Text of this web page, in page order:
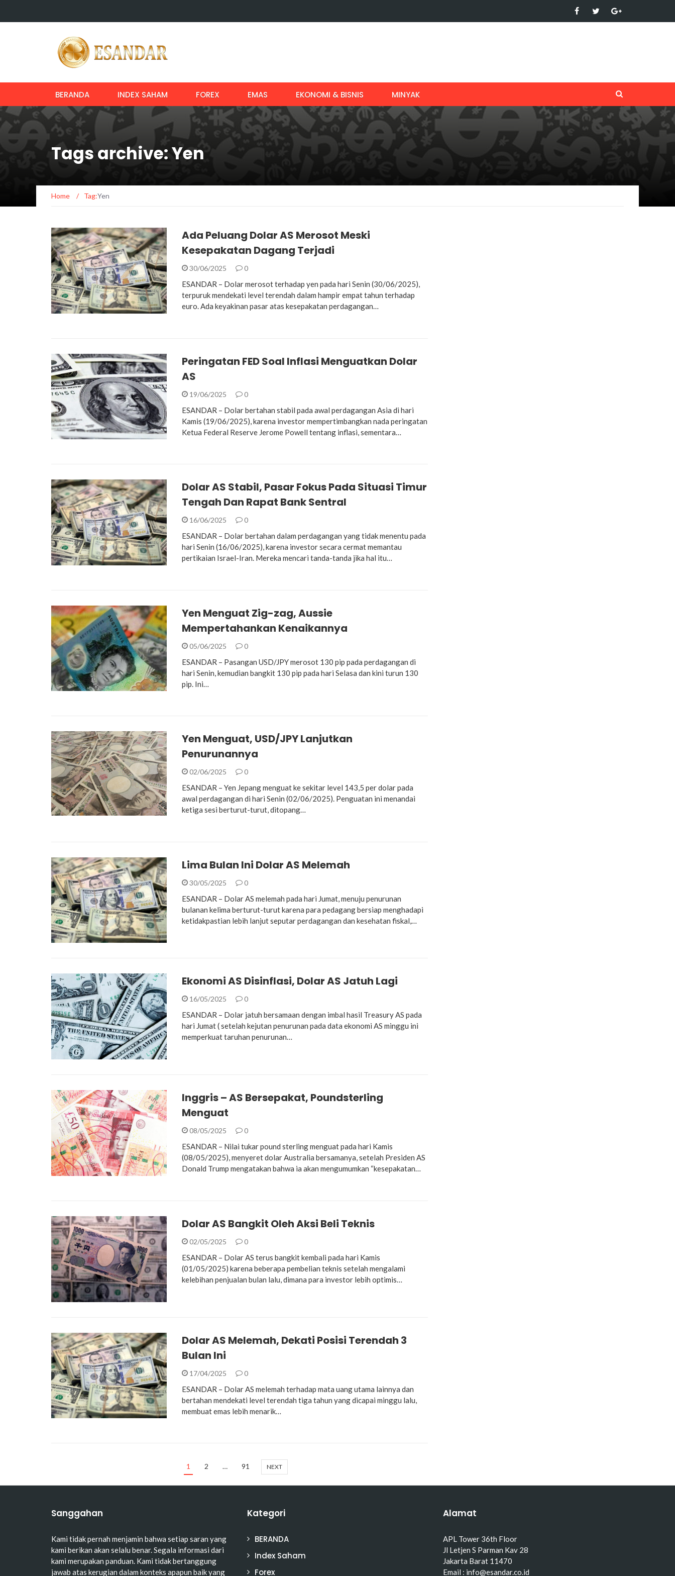
BERANDA INDEX SAHAM FOREX EMAS EKONOMI & BISNIS MINYAK
Tags archive: Yen
Home / Tag:Yen
Ada Peluang Dolar AS Merosot Meski
Kesepakatan Dagang Terjadi
30/06/2025 0
ESANDAR – Dolar merosot terhadap yen pada hari Senin (30/06/2025),
terpuruk mendekati level terendah dalam hampir empat tahun terhadap
euro. Ada keyakinan pasar atas kesepakatan perdagangan…
Peringatan FED Soal Inflasi Menguatkan Dolar
AS
19/06/2025 0
ESANDAR – Dolar bertahan stabil pada awal perdagangan Asia di hari
Kamis (19/06/2025), karena investor mempertimbangkan nada peringatan
Ketua Federal Reserve Jerome Powell tentang inflasi, sementara…
Dolar AS Stabil, Pasar Fokus Pada Situasi Timur
Tengah Dan Rapat Bank Sentral
16/06/2025 0
ESANDAR – Dolar bertahan dalam perdagangan yang tidak menentu pada
hari Senin (16/06/2025), karena investor secara cermat memantau
pertikaian Israel-Iran. Mereka mencari tanda-tanda jika hal itu…
Yen Menguat Zig-zag, Aussie
Mempertahankan Kenaikannya
05/06/2025 0
ESANDAR – Pasangan USD/JPY merosot 130 pip pada perdagangan di
hari Senin, kemudian bangkit 130 pip pada hari Selasa dan kini turun 130
pip. Ini…
Yen Menguat, USD/JPY Lanjutkan
Penurunannya
02/06/2025 0
ESANDAR – Yen Jepang menguat ke sekitar level 143,5 per dolar pada
awal perdagangan di hari Senin (02/06/2025). Penguatan ini menandai
ketiga sesi berturut-turut, ditopang…
Lima Bulan Ini Dolar AS Melemah
30/05/2025 0
ESANDAR – Dolar AS melemah pada hari Jumat, menuju penurunan
bulanan kelima berturut-turut karena para pedagang bersiap menghadapi
ketidakpastian lebih lanjut seputar perdagangan dan kesehatan fiskal,…
Ekonomi AS Disinflasi, Dolar AS Jatuh Lagi
16/05/2025 0
ESANDAR – Dolar jatuh bersamaan dengan imbal hasil Treasury AS pada
hari Jumat ( setelah kejutan penurunan pada data ekonomi AS minggu ini
memperkuat taruhan penurunan…
Inggris – AS Bersepakat, Poundsterling
Menguat
08/05/2025 0
ESANDAR – Nilai tukar pound sterling menguat pada hari Kamis
(08/05/2025), menyeret dolar Australia bersamanya, setelah Presiden AS
Donald Trump mengatakan bahwa ia akan mengumumkan “kesepakatan…
Dolar AS Bangkit Oleh Aksi Beli Teknis
02/05/2025 0
ESANDAR – Dolar AS terus bangkit kembali pada hari Kamis
(01/05/2025) karena beberapa pembelian teknis setelah mengalami
kelebihan penjualan bulan lalu, dimana para investor lebih optimis…
Dolar AS Melemah, Dekati Posisi Terendah 3
Bulan Ini
17/04/2025 0
ESANDAR – Dolar AS melemah terhadap mata uang utama lainnya dan
bertahan mendekati level terendah tiga tahun yang dicapai minggu lalu,
membuat emas lebih menarik…
1 2 … 91 NEXT
Sanggahan
Kami tidak pernah menjamin bahwa setiap saran yang
kami berikan akan selalu benar. Segala informasi dari
kami merupakan panduan. Kami tidak bertanggung
jawab atas kerugian dalam konteks apapun baik yang
Kategori
BERANDA
Index Saham
Forex
Alamat
APL Tower 36th Floor
Jl Letjen S Parman Kav 28
Jakarta Barat 11470
Email : info@esandar.co.id